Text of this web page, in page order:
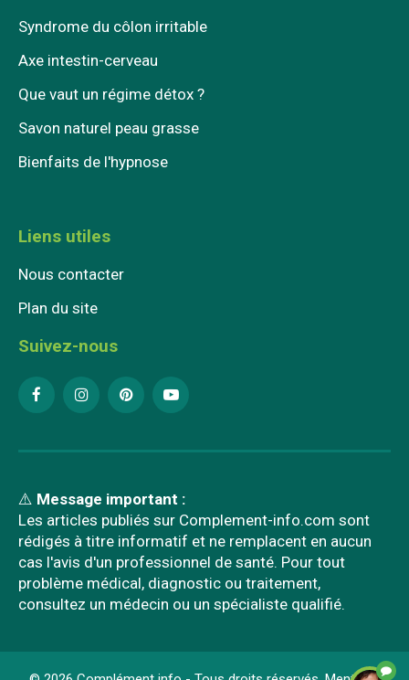
Syndrome du côlon irritable
Axe intestin-cerveau
Que vaut un régime détox ?
Savon naturel peau grasse
Bienfaits de l'hypnose
Liens utiles
Nous contacter
Plan du site
Suivez-nous
⚠️ Message important :
Les articles publiés sur Complement-info.com sont
rédigés à titre informatif et ne remplacent en aucun
cas l'avis d'un professionnel de santé. Pour tout
problème médical, diagnostic ou traitement,
consultez un médecin ou un spécialiste qualifié.